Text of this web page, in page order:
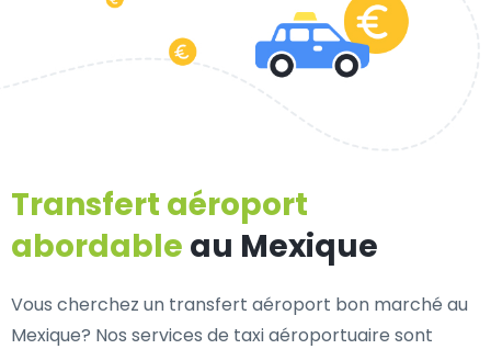
Transfert aéroport
abordable au Mexique
Vous cherchez un transfert aéroport bon marché au
Mexique? Nos services de taxi aéroportuaire sont